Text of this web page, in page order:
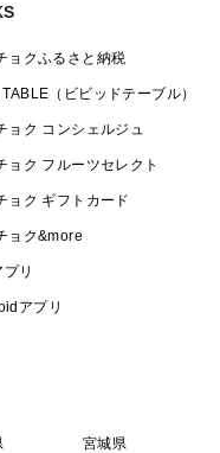
ョクふるさと納税
（ビビッドテーブル）
ョク コンシェルジュ
ョク フルーツセレクト
ョク ギフトカード
ョク&more
リ
アプリ
宮城県